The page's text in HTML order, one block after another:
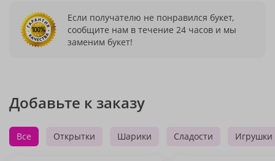
Если получателю не понравился букет,
сообщите нам в течение 24 часов и мы
заменим букет!
Добавьте к заказу
Все Открытки Шарики Сладости Игрушки